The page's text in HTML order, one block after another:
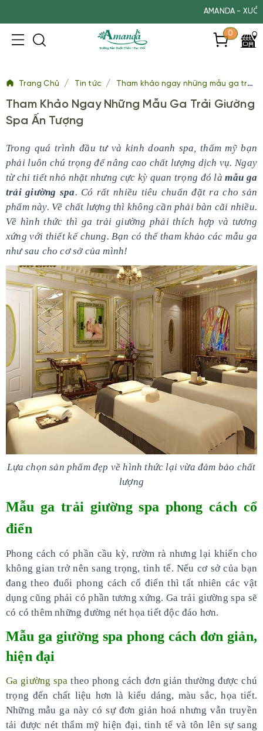
AMANDA - XƯỞNG
0
Trang Chủ / Tin tức / Tham khảo ngay những mẫu ga trải giường spa ấn tượng
Tham Khảo Ngay Những Mẫu Ga Trải Giường
Spa Ấn Tượng
Trong quá trình đầu tư và kinh doanh spa, thẩm mỹ bạn
phải luôn chú trọng để nâng cao chất lượng dịch vụ. Ngay
từ chi tiết nhỏ nhặt nhưng cực kỳ quan trọng đó làmẫu ga
trải giường spa. Có rất nhiều tiêu chuẩn đặt ra cho sản
phẩm này. Về chất lượng thì không cần phải bàn cãi nhiều.
Về hình thức thì ga trải giường phải thích hợp và tương
xứng với thiết kế chung. Bạn có thể tham khảo các mẫu ga
như sau cho cơ sở của mình!
Lựa chọn sản phẩm đẹp về hình thức lại vừa đảm bảo chất
lượng
Mẫu ga trải giường spa phong cách cổ
điển
Phong cách có phần cầu kỳ, rườm rà nhưng lại khiến cho
không gian trở nên sang trọng, tinh tế. Nếu cơ sở của bạn
đang theo đuổi phong cách cổ điển thì tất nhiên các vật
dụng cũng phải có phần tương xứng. Ga trải giường spa sẽ
có có thêm những đường nét họa tiết độc đáo hơn.
Mẫu ga giường spa phong cách đơn giản,
hiện đại
Ga giường spa theo phong cách đơn giản thường được chú
trọng đến chất liệu hơn là kiểu dáng, màu sắc, họa tiết.
Những mẫu ga này có sự đơn giản hoá nhưng vẫn truyền
tải được nét thẩm mỹ hiện đại, tinh tế và tôn lên sự sang